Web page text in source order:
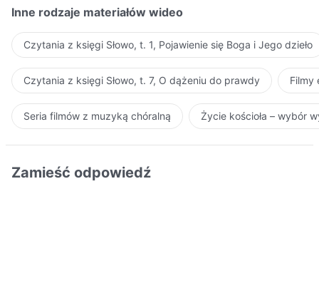
Inne rodzaje materiałów wideo
Czytania z księgi Słowo, t. 1, Pojawienie się Boga i Jego dzieło
Czytania z księgi Słowo, t. 7, O dążeniu do prawdy Filmy
Seria filmów z muzyką chóralną Życie kościoła – wybór
Zamieść odpowiedź